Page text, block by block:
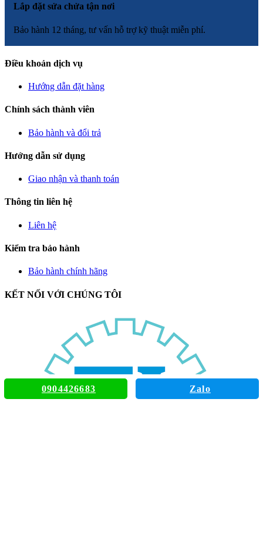
Lắp đặt sửa chửa tận nơi
Bảo hành 12 tháng, tư vấn hỗ trợ kỹ thuật miễn phí.
Điều khoản dịch vụ
Hướng dẫn đặt hàng
Chính sách thành viên
Bảo hành và đổi trả
Hướng dẫn sử dụng
Giao nhận và thanh toán
Thông tin liên hệ
Liên hệ
Kiểm tra bảo hành
Bảo hành chính hãng
KẾT NỐI VỚI CHÚNG TÔI
0904426683 Zalo